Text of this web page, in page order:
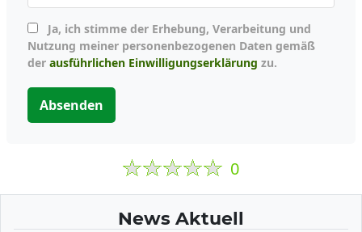
Nutzung meiner personenbezogenen Daten gemäß
der ausführlichen Einwilligungserklärung zu.
Absenden
0
News Aktuell